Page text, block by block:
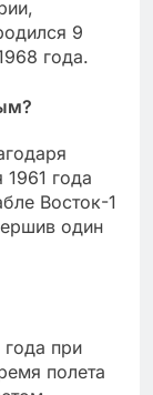
9
года.
года
Восток-1
один
при
полета